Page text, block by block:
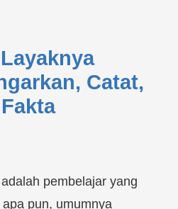
Catat,
pembelajar yang
pun, umumnya